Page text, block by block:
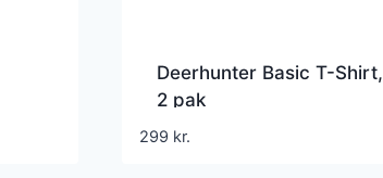
Deerhunter Basic T-Shirt,
2 pak
299 kr.